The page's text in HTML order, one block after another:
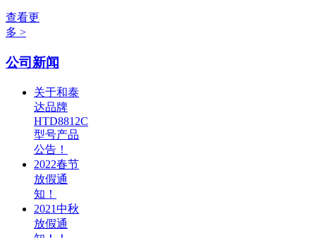
查看更
多 >
公司新闻
关于和泰
达品牌
HTD8812C
型号产品
公告！
2022春节
放假通
知！
2021中秋
放假通